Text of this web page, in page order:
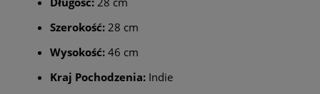
Szerokość: 28 cm
Wysokość: 46 cm
Kraj Pochodzenia: Indie